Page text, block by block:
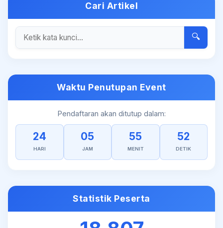
Cari Artikel
🔍
Waktu Penutupan Event
Pendaftaran akan ditutup dalam:
24
HARI
05
JAM
55
MENIT
52
DETIK
Statistik Peserta